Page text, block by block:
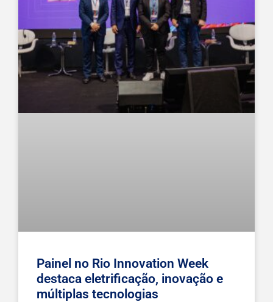
Painel no Rio Innovation Week
destaca eletrificação, inovação e
múltiplas tecnologias